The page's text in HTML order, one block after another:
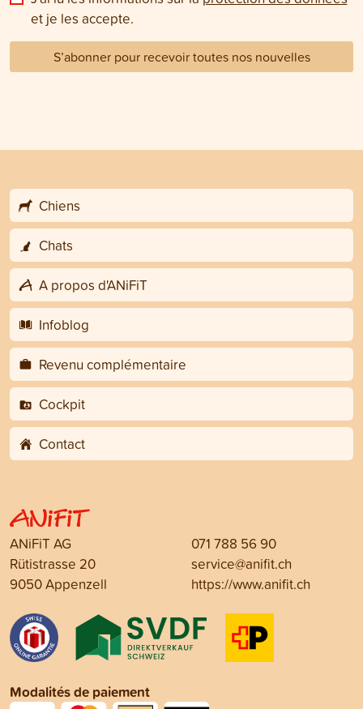
et je les accepte.
S’abonner pour recevoir toutes nos nouvelles
Chiens
Chats
A propos d'ANiFiT
Infoblog
Revenu complémentaire
Cockpit
Contact
ANiFiT AG
Rütistrasse 20
9050 Appenzell
071 788 56 90
service@anifit.ch
https://www.anifit.ch
Modalités de paiement